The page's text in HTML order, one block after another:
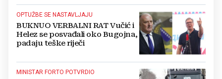
OPTUŽBE SE NASTAVLJAJU
BUKNUO VERBALNI RAT Vučić i
Helez se posvađali oko Bugojna,
padaju teške riječi
MINISTAR FORTO POTVRDIO